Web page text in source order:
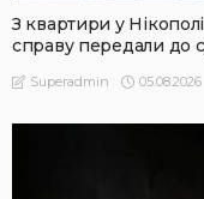
З квартири у
справу передали до
Superadmin 05.08.2026